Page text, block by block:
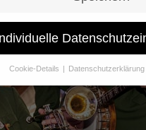
Cookie-Details Datenschutzerklärung
alt sind und Ihre
Sie Ihre